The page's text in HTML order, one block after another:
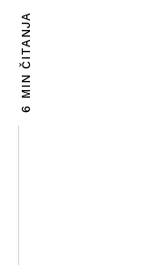
6 MIN ČITANJA